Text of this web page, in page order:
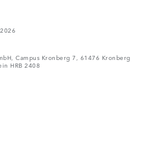
Campus Kronberg 7, 61476 Kronberg
HRB 2408